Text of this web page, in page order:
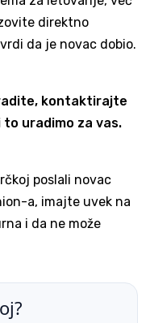
direktno
da je novac dobio.
kontaktirajte
uradimo za vas.
poslali novac
a, imajte uvek na
i da ne može